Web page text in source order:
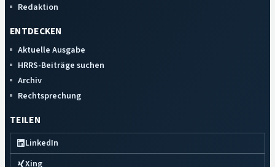
Redaktion
ENTDECKEN
Aktuelle Ausgabe
HRRS-Beiträge suchen
Archiv
Rechtsprechung
TEILEN
LinkedIn
Xing